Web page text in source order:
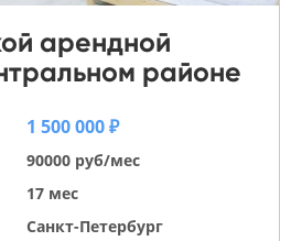
арендной
районе
1 500 000 ₽
90000 руб/мес
17 мес
Санкт-Петербург